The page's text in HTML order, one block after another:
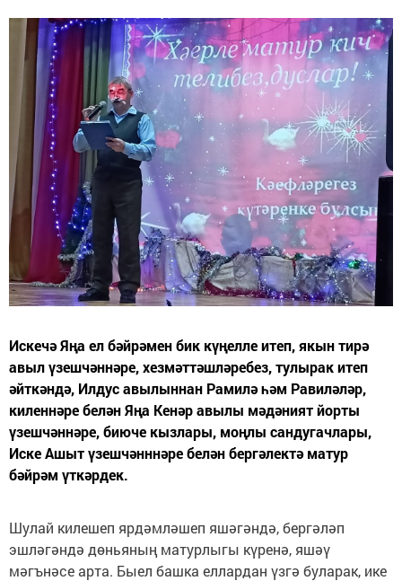
Искечә Яңа ел бәйрәмен бик күңелле итеп, якын тирә
авыл үзешчәннәре, хезмәттәшләребез, тулырак итеп
әйткәндә, Илдус авылыннан Рамилә һәм Равиләләр,
киленнәре белән Яңа Кенәр авылы мәдәният йорты
үзешчәннәре, биюче кызлары, моңлы сандугачлары,
Иске Ашыт үзешчәнннәре белән бергәлектә матур
бәйрәм үткәрдек.
Шулай килешеп ярдәмләшеп яшәгәндә, бергәләп
эшләгәндә дөньяның матурлыгы күренә, яшәү
мәгънәсе арта. Быел башка еллардан үзгә буларак, ике